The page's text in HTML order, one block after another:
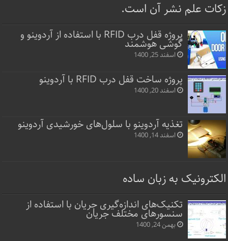
زکات علم نشر آن است.
پروژه قفل‌ درب RFID با استفاده از آردوینو و
گوشی هوشمند
اسفند 25, 1400
پروژه ساخت قفل‌ درب RFID با آردوینو
اسفند 20, 1400
تغذیه آردوینو با سلول‌های خورشیدی آردوینو
اسفند 14, 1400
الکترونیک به زبان ساده
تکنیک‌های اندازه‌گیری جریان با استفاده از
سنسورهای مختلف جریان
بهمن 24, 1400